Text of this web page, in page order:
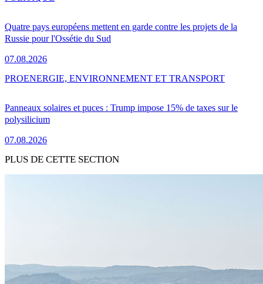
Quatre pays européens mettent en garde contre les projets de la
Russie pour l'Ossétie du Sud
07.08.2026
Panneaux solaires et puces : Trump impose 15% de taxes sur le
polysilicium
07.08.2026
PROENERGIE, ENVIRONNEMENT ET TRANSPORT
PLUS DE CETTE SECTION